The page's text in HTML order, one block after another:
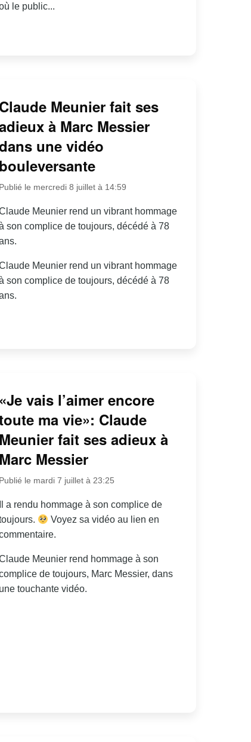
le public...
Claude Meunier fait ses
à Marc Messier
une vidéo
bouleversante
Publié le mercredi 8 juillet à 14:59
Meunier rend un vibrant hommage
son complice de toujours, décédé à 78
Meunier rend un vibrant hommage
son complice de toujours, décédé à 78
«Je vais l’aimer encore
ma vie»: Claude
Meunier fait ses adieux à
Marc Messier
Publié le mardi 7 juillet à 23:25
Il a rendu hommage à son complice de
Voyez sa vidéo au lien en
Meunier rend hommage à son
de toujours, Marc Messier, dans
une touchante vidéo.